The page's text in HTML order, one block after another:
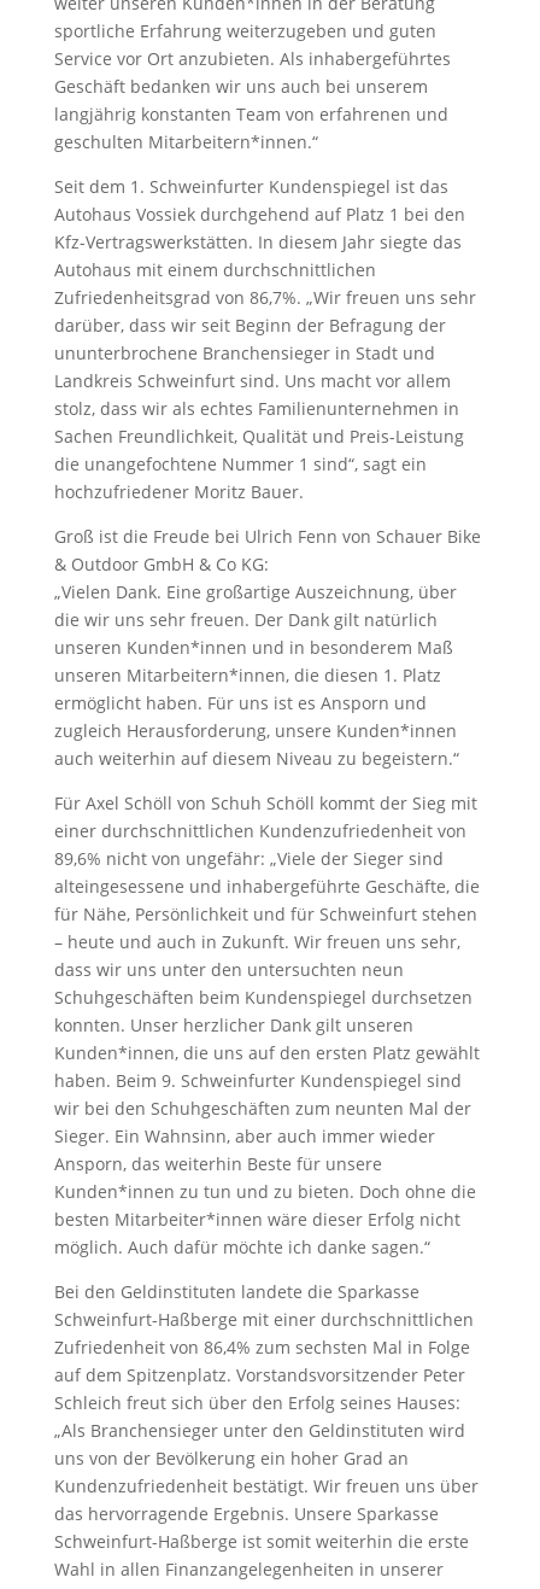
sportliche Erfahrung weiterzugeben und guten
Service vor Ort anzubieten. Als inhabergeführtes
Geschäft bedanken wir uns auch bei unserem
langjährig konstanten Team von erfahrenen und
geschulten Mitarbeitern*innen.“
Seit dem 1. Schweinfurter Kundenspiegel ist das
Autohaus Vossiek durchgehend auf Platz 1 bei den
Kfz-Vertragswerkstätten. In diesem Jahr siegte das
Autohaus mit einem durchschnittlichen
Zufriedenheitsgrad von 86,7%. „Wir freuen uns sehr
darüber, dass wir seit Beginn der Befragung der
ununterbrochene Branchensieger in Stadt und
Landkreis Schweinfurt sind. Uns macht vor allem
stolz, dass wir als echtes Familienunternehmen in
Sachen Freundlichkeit, Qualität und Preis-Leistung
die unangefochtene Nummer 1 sind“, sagt ein
hochzufriedener Moritz Bauer.
Groß ist die Freude bei Ulrich Fenn von Schauer Bike
& Outdoor GmbH & Co KG:
„Vielen Dank. Eine großartige Auszeichnung, über
die wir uns sehr freuen. Der Dank gilt natürlich
unseren Kunden*innen und in besonderem Maß
unseren Mitarbeitern*innen, die diesen 1. Platz
ermöglicht haben. Für uns ist es Ansporn und
zugleich Herausforderung, unsere Kunden*innen
auch weiterhin auf diesem Niveau zu begeistern.“
Für Axel Schöll von Schuh Schöll kommt der Sieg mit
einer durchschnittlichen Kundenzufriedenheit von
89,6% nicht von ungefähr: „Viele der Sieger sind
alteingesessene und inhabergeführte Geschäfte, die
für Nähe, Persönlichkeit und für Schweinfurt stehen
– heute und auch in Zukunft. Wir freuen uns sehr,
dass wir uns unter den untersuchten neun
Schuhgeschäften beim Kundenspiegel durchsetzen
konnten. Unser herzlicher Dank gilt unseren
Kunden*innen, die uns auf den ersten Platz gewählt
haben. Beim 9. Schweinfurter Kundenspiegel sind
wir bei den Schuhgeschäften zum neunten Mal der
Sieger. Ein Wahnsinn, aber auch immer wieder
Ansporn, das weiterhin Beste für unsere
Kunden*innen zu tun und zu bieten. Doch ohne die
besten Mitarbeiter*innen wäre dieser Erfolg nicht
möglich. Auch dafür möchte ich danke sagen.“
Bei den Geldinstituten landete die Sparkasse
Schweinfurt-Haßberge mit einer durchschnittlichen
Zufriedenheit von 86,4% zum sechsten Mal in Folge
auf dem Spitzenplatz. Vorstandsvorsitzender Peter
Schleich freut sich über den Erfolg seines Hauses:
„Als Branchensieger unter den Geldinstituten wird
uns von der Bevölkerung ein hoher Grad an
Kundenzufriedenheit bestätigt. Wir freuen uns über
das hervorragende Ergebnis. Unsere Sparkasse
Schweinfurt-Haßberge ist somit weiterhin die erste
Wahl in allen Finanzangelegenheiten in unserer